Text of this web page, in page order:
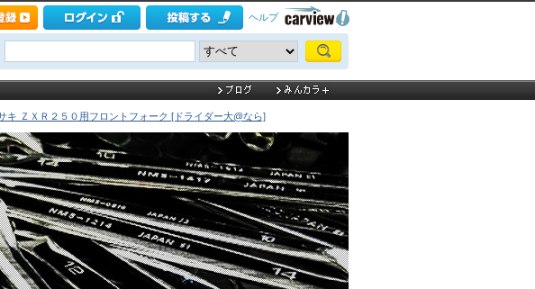
ヘルプ
キ ＺＸＲ２５０用フロントフォーク [ドライダー大@なら]